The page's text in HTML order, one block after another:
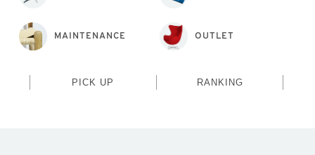
MAINTENANCE OUTLET
PICK UP RANKING